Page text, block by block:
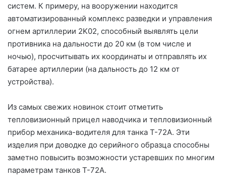
систем. К примеру, на вооружении находится
автоматизированный комплекс разведки и управления
огнем артиллерии 2K02, способный выявлять цели
противника на дальности до 20 км (в том числе и
ночью), просчитывать их координаты и отправлять их
батарее артиллерии (на дальность до 12 км от
устройства).
Из самых свежих новинок стоит отметить
тепловизионный прицел наводчика и тепловизионный
прибор механика-водителя для танка Т-72А. Эти
изделия при доводке до серийного образца способны
заметно повысить возможности устаревших по многим
параметрам танков Т-72А.